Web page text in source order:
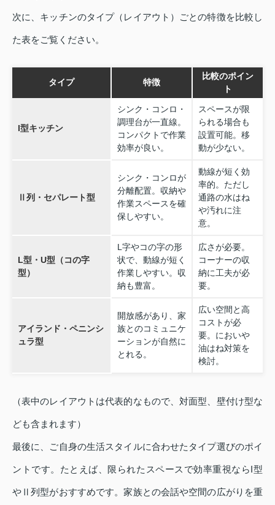
次に、キッチンのタイプ（レイアウト）ごとの特徴を比較し
た表をご覧ください。
タイプ 特徴
比較のポイン
ト
I型キッチン
シンク・コンロ・
調理台が一直線。
コンパクトで作業
効率が良い。
スペースが限
られる場合も
設置可能。移
動が少ない。
Ⅱ列・セパレート型
シンク・コンロが
分離配置。収納や
作業スペースを確
保しやすい。
動線が短く効
率的。ただし
通路の水はね
や汚れに注
意。
L型・U型（コの字
型）
L字やコの字の形
状で、動線が短く
作業しやすい。収
納も豊富。
広さが必要。
コーナーの収
納に工夫が必
要。
アイランド・ペニンシ
ュラ型
開放感があり、家
族とのコミュニケ
ーションが自然に
とれる。
広い空間と高
コストが必
要。においや
油はね対策を
検討。
（表中のレイアウトは代表的なもので、対面型、壁付け型な
ども含まれます）
最後に、ご自身の生活スタイルに合わせたタイプ選びのポイ
ントです。たとえば、限られたスペースで効率重視ならI型
やⅡ列型がおすすめです。家族との会話や空間の広がりを重